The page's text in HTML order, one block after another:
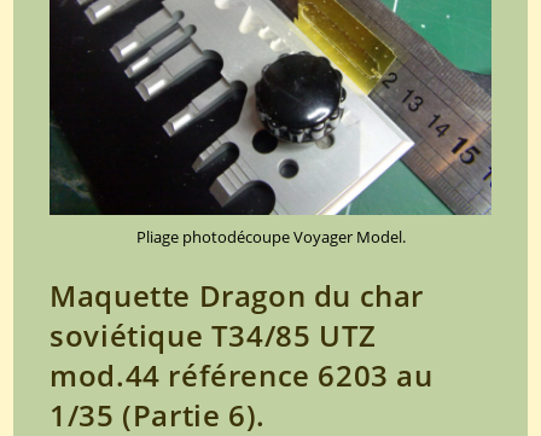
6203
au
1/35
(Partie
7).
Pliage photodécoupe Voyager Model.
Maquette Dragon du char
soviétique T34/85 UTZ
mod.44 référence 6203 au
1/35 (Partie 6).